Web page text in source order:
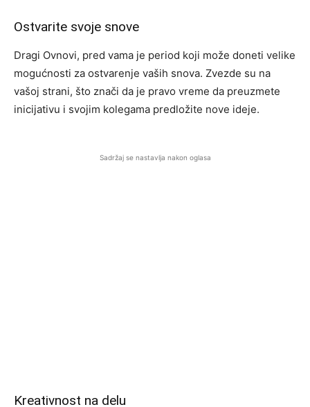
Ostvarite svoje snove
Dragi Ovnovi, pred vama je period koji može doneti velike
mogućnosti za ostvarenje vaših snova. Zvezde su na
vašoj strani, što znači da je pravo vreme da preuzmete
inicijativu i svojim kolegama predložite nove ideje.
Sadržaj se nastavlja nakon oglasa
Kreativnost na delu